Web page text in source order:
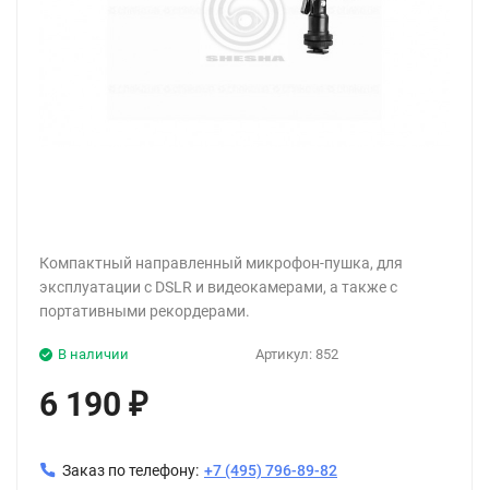
Компактный направленный микрофон-пушка, для
эксплуатации с DSLR и видеокамерами, а также с
портативными рекордерами.
Артикул: 852
В наличии
6 190 ₽
Заказ по телефону: +7 (495) 796-89-82